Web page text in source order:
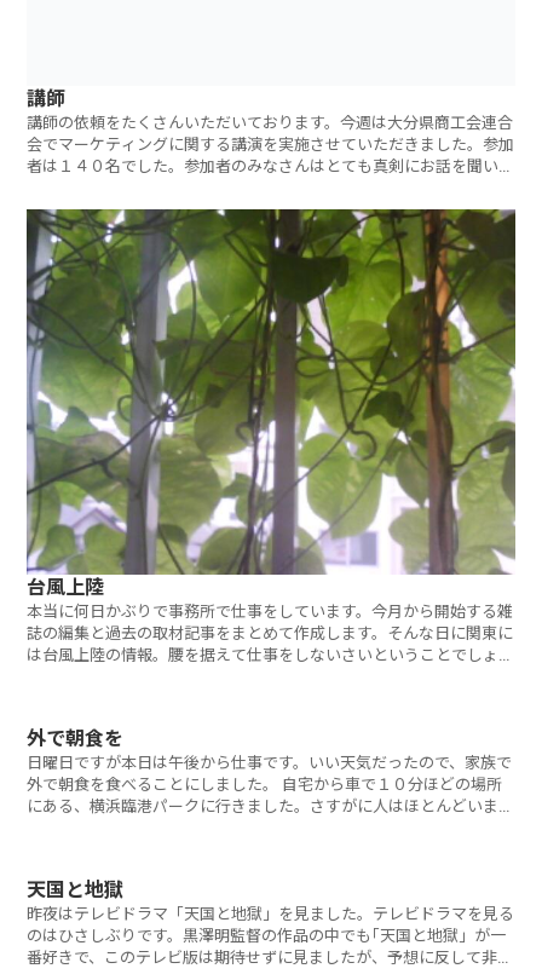
講師
講師の依頼をたくさんいただいております。今週は大分県商工会連合
会でマーケティングに関する講演を実施させていただきました。参加
者は１４０名でした。参加者のみなさんはとても真剣にお話を聞いて
台風上陸
本当に何日かぶりで事務所で仕事をしています。今月から開始する雑
誌の編集と過去の取材記事をまとめて作成します。そんな日に関東に
は台風上陸の情報。腰を据えて仕事をしないさいということでしょう
外で朝食を
日曜日ですが本日は午後から仕事です。いい天気だったので、家族で
外で朝食を食べることにしました。 自宅から車で１０分ほどの場所
にある、横浜臨港パークに行きました。さすがに人はほとんどいませ
天国と地獄
昨夜はテレビドラマ「天国と地獄」を見ました。テレビドラマを見る
のはひさしぶりです。黒澤明監督の作品の中でも｢天国と地獄」が一
番好きで、このテレビ版は期待せずに見ましたが、予想に反して非常